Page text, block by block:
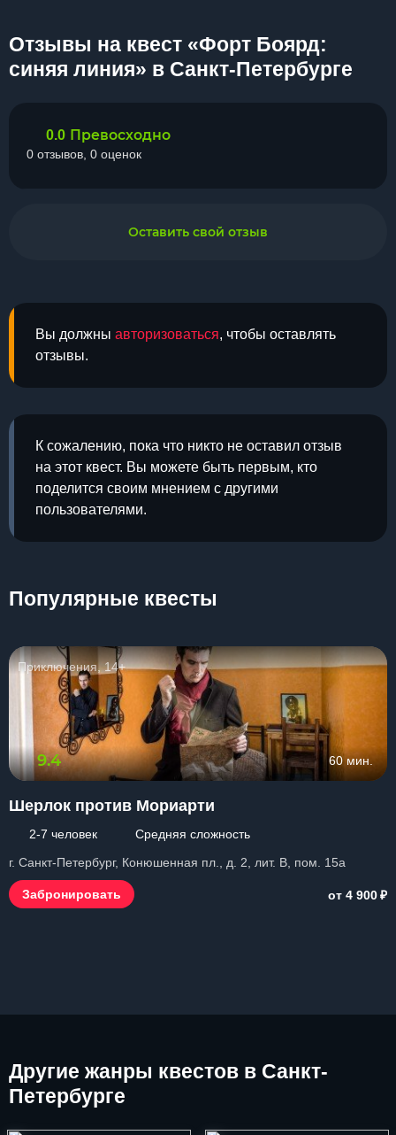
Отзывы на квест «Форт Боярд:
синяя линия» в Санкт-Петербурге
Вы должны авторизоваться, чтобы оставлять
отзывы.
К сожалению, пока что никто не оставил отзыв
на этот квест. Вы можете быть первым, кто
поделится своим мнением с другими
пользователями.
0.0 Превосходно
0 отзывов, 0 оценок
Оставить свой отзыв
Популярные квесты
Приключения, 14+
9.4 60 мин.
Шерлок против Мориарти
2-7 человек
Средняя сложность
г. Санкт-Петербург, Конюшенная пл., д. 2, лит. В, пом. 15a
Забронировать от 4 900₽
Другие жанры квестов в Санкт-
Петербурге